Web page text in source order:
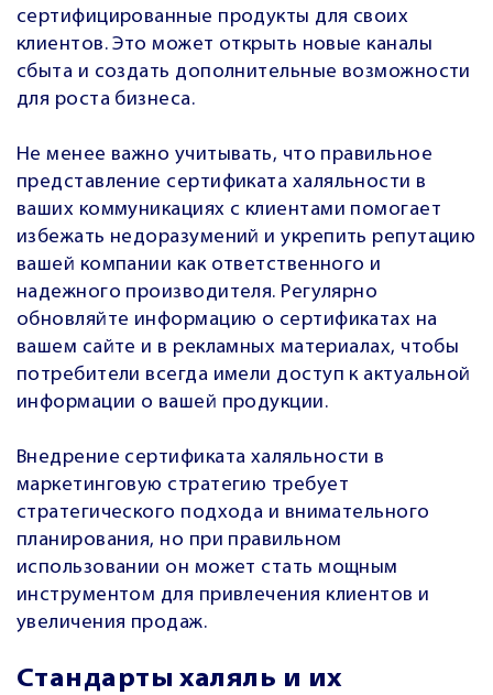
сертифицированные продукты для своих
клиентов. Это может открыть новые каналы
сбыта и создать дополнительные возможности
для роста бизнеса.
Не менее важно учитывать, что правильное
представление сертификата халяльности в
ваших коммуникациях с клиентами помогает
избежать недоразумений и укрепить репутацию
вашей компании как ответственного и
надежного производителя. Регулярно
обновляйте информацию о сертификатах на
вашем сайте и в рекламных материалах, чтобы
потребители всегда имели доступ к актуальной
информации о вашей продукции.
Внедрение сертификата халяльности в
маркетинговую стратегию требует
стратегического подхода и внимательного
планирования, но при правильном
использовании он может стать мощным
инструментом для привлечения клиентов и
увеличения продаж.
Стандарты халяль и их